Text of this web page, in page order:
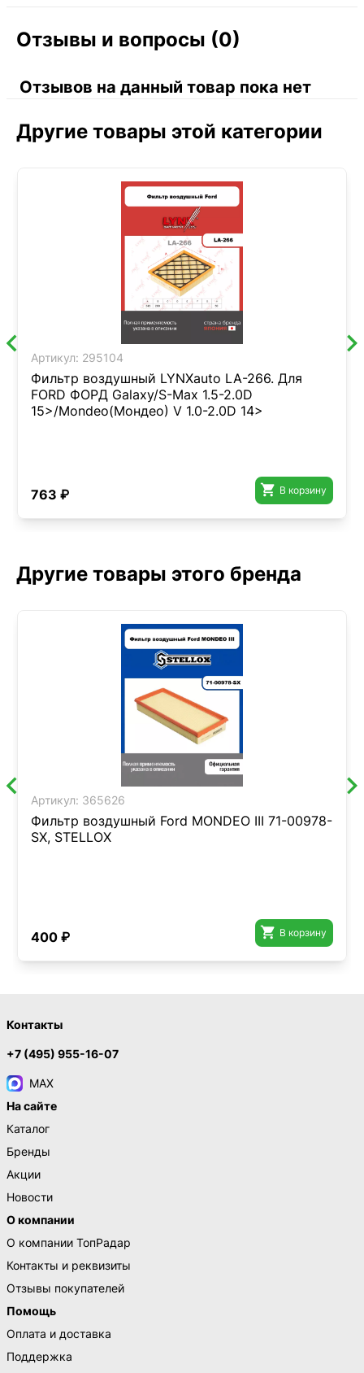
Отзывы и вопросы (0)
Отзывов на данный товар пока нет
Другие товары этой категории
Артикул: 295104
Фильтр воздушный LYNXauto LA-266. Для
FORD ФОРД Galaxy/S-Max 1.5-2.0D
15>/Mondeo(Мондео) V 1.0-2.0D 14>
763 ₽  В корзину
Другие товары этого бренда
Артикул: 365626
Фильтр воздушный Ford MONDEO III 71-00978-
SX, STELLOX
400 ₽  В корзину
Контакты
+7 (495) 955-16-07
MAX
На сайте
Каталог
Бренды
Акции
Новости
О компании
О компании ТопРадар
Контакты и реквизиты
Отзывы покупателей
Помощь
Оплата и доставка
Поддержка